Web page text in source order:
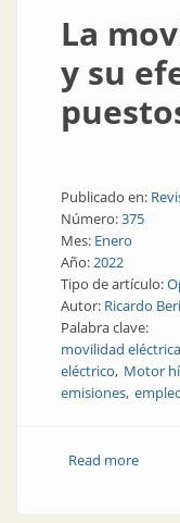
La
y su
Publicado en:
Número:375
Mes: Enero
Año:2022
Tipo de artículo:
Autor: Ricardo
Palabra clave:
movilidad eléctrica
eléctrico Motor
emisiones
Read moreabout